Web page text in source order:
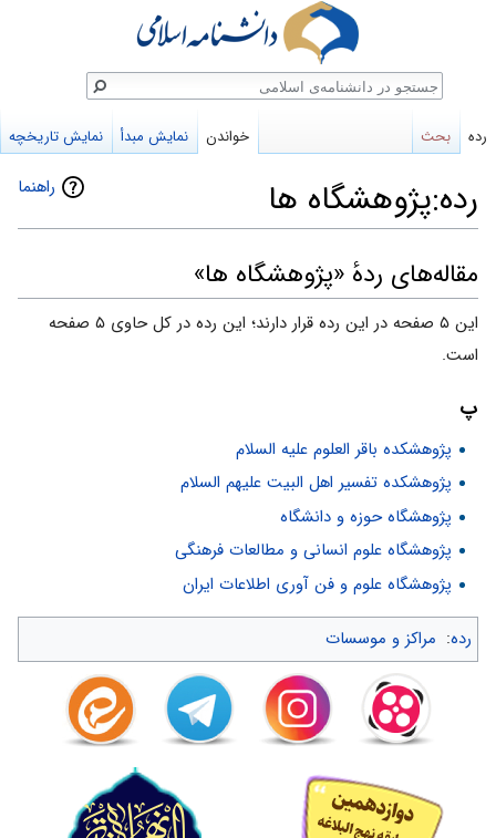
راهنما رده:پژوهشگاه ها
پرش
به
ناوبری
پرش
به
جستجو
مقاله‌های ردهٔ «پژوهشگاه ها»
این ۵ صفحه در این رده قرار دارند؛ این رده در کل حاوی ۵ صفحه
است.
پ
پژوهشكده باقر العلوم عليه السلام
پژوهشکده تفسیر اهل البیت علیهم السلام
پژوهشگاه حوزه و دانشگاه
پژوهشگاه علوم انسانی و مطالعات فرهنگی
پژوهشگاه علوم و فن آوری اطلاعات ایران
رده: مراکز و موسسات
رده بحث خواندن نمایش مبدأ نمایش تاریخچه
جستجو